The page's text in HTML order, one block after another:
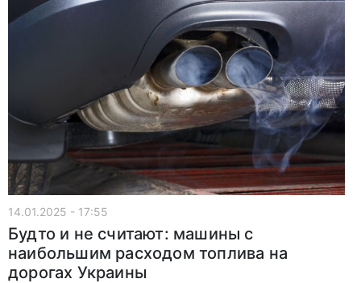
14.01.2025 - 17:55
Будто и не считают: машины с
наибольшим расходом топлива на
дорогах Украины